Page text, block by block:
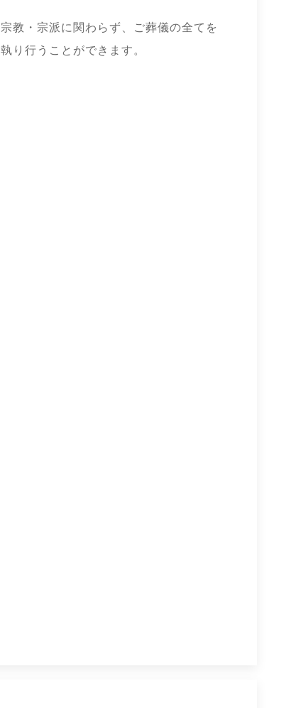
宗教・宗派に関わらず、ご葬儀の全てを
執り行うことができます。